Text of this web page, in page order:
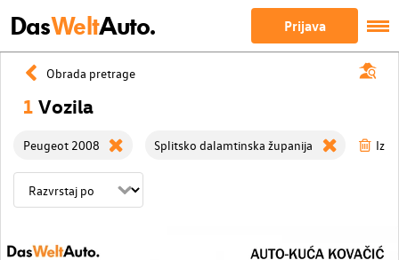
DasWeltAuto. Prijava
Obrada pretrage
1 Vozila
Peugeot 2008 Splitsko dalamtinska županija